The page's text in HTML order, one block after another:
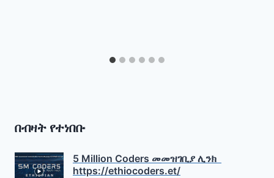
በብዛት የተነበቡ
5 Million Coders መመዝገቢያ ሊንክ
https://ethiocoders.et/